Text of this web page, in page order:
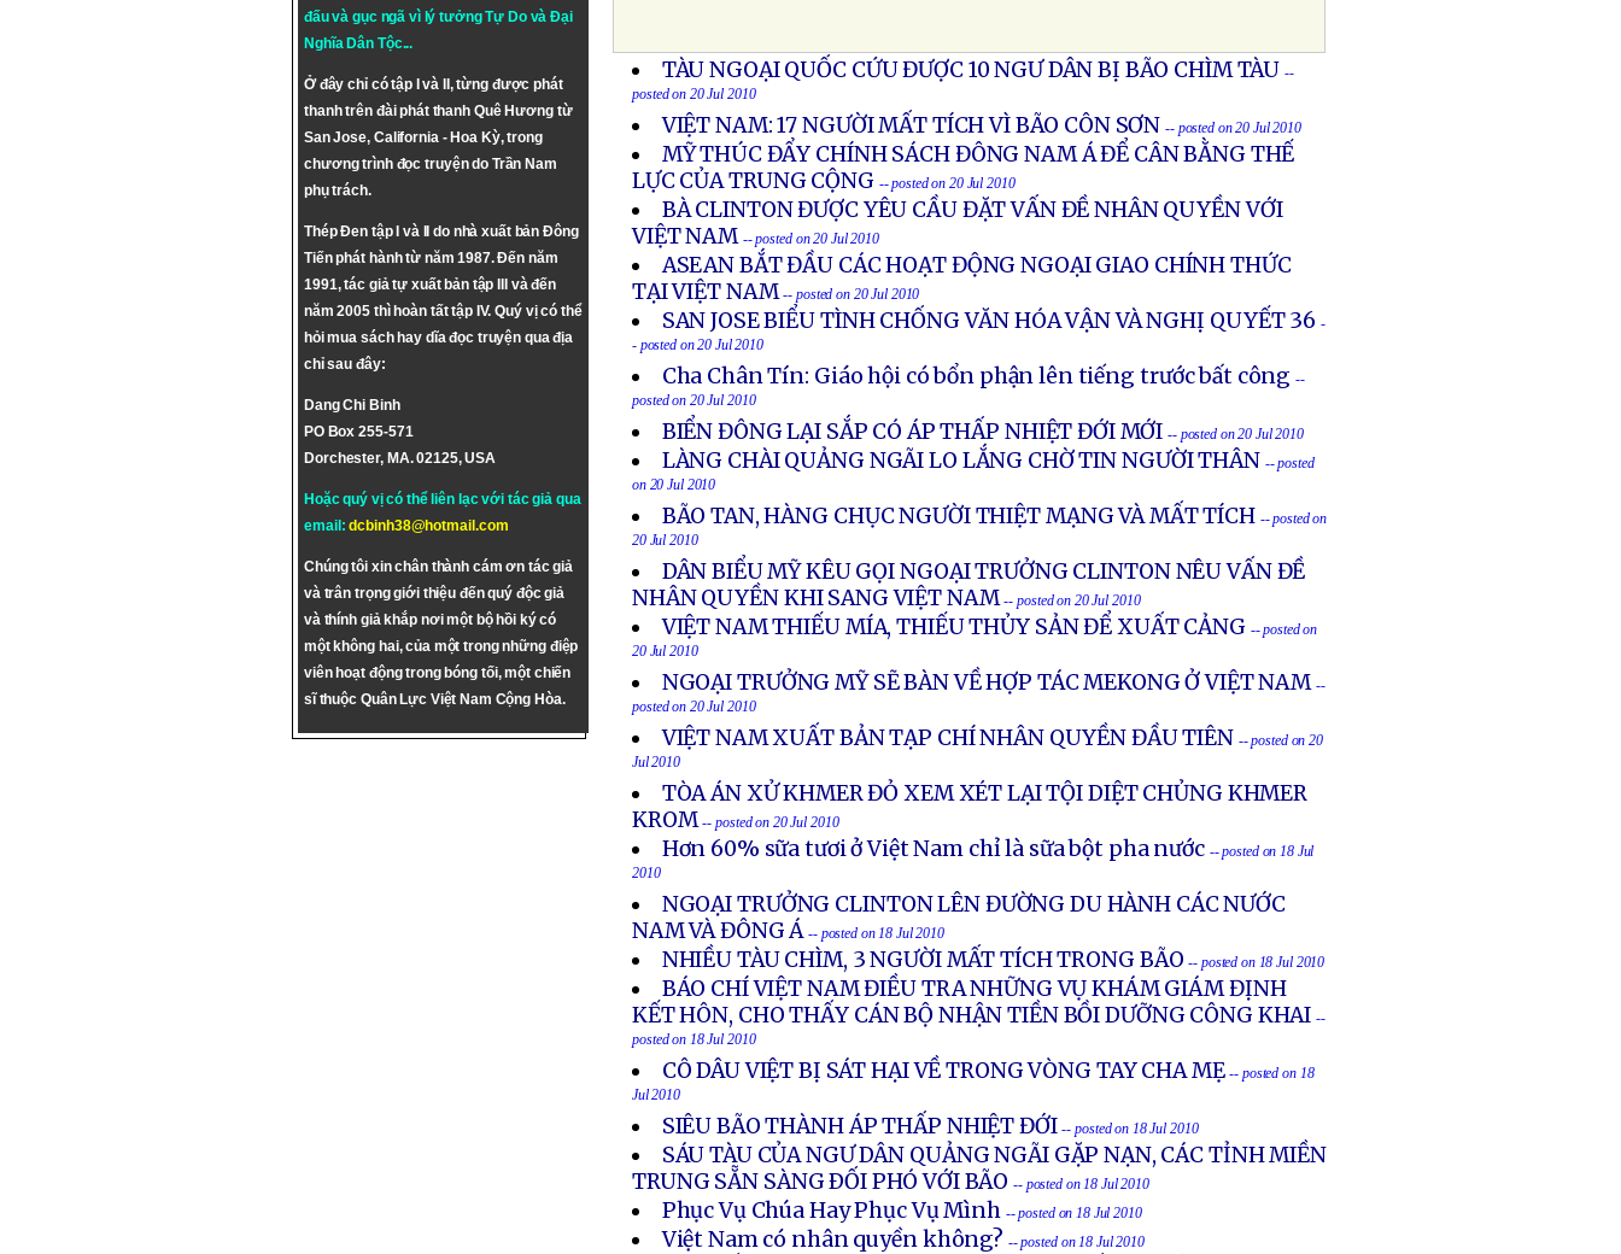
đấu và gục ngã vì lý tưởngTự DovàĐại
Nghĩa Dân Tộc...
Ở đây chỉ có tập I và II, từng được phát
thanh trên đài phát thanh Quê Hương từ
San Jose, California - Hoa Kỳ, trong
chương trình đọc truyện do Trần Nam
phụ trách.
Thép Đen tập I và II do nhà xuất bản Đông
Tiến phát hành từ năm 1987. Đến năm
1991, tác giả tự xuất bản tập III và đến
năm 2005 thì hoàn tất tập IV. Quý vị có thể
hỏi mua sách hay dĩa đọc truyện qua địa
chỉ sau đây:
Dang Chi Binh
PO Box 255-571
Dorchester, MA. 02125, USA
Hoặc quý vị có thể liên lạc với tác giả qua
email:dcbinh38@hotmail.com
Chúng tôi xin chân thành cám ơn tác giả
và trân trọng giới thiệu đến quý độc giả
và thính giả khắp nơi một bộ hồi ký có
một không hai, của một trong những điệp
viên hoạt động trong bóng tối, một chiến
sĩ thuộc Quân Lực Việt Nam Cộng Hòa.
TÀU NGOẠI QUỐC CỨU ĐƯỢC 10 NGƯ DÂN BỊ BÃO CHÌM TÀU --
posted on 20 Jul 2010
VIỆT NAM: 17 NGƯỜI MẤT TÍCH VÌ BÃO CÔN SƠN -- posted on 20 Jul 2010
MỸ THÚC ĐẨY CHÍNH SÁCH ĐÔNG NAM Á ĐỂ CÂN BẰNG THẾ
LỰC CỦA TRUNG CỘNG -- posted on 20 Jul 2010
BÀ CLINTON ĐƯỢC YÊU CẦU ĐẶT VẤN ĐỀ NHÂN QUYỀN VỚI
VIỆT NAM -- posted on 20 Jul 2010
ASEAN BẮT ĐẦU CÁC HOẠT ĐỘNG NGOẠI GIAO CHÍNH THỨC
TẠI VIỆT NAM-- posted on 20 Jul 2010
SAN JOSE BIỂU TÌNH CHỐNG VĂN HÓA VẬN VÀ NGHỊ QUYẾT 36 -
- posted on 20 Jul 2010
Cha Chân Tín: Giáo hội có bổn phận lên tiếng trước bất công --
posted on 20 Jul 2010
BIỂN ĐÔNG LẠI SẮP CÓ ÁP THẤP NHIỆT ĐỚI MỚI -- posted on 20 Jul 2010
LÀNG CHÀI QUẢNG NGÃI LO LẮNG CHỜ TIN NGƯỜI THÂN -- posted
on 20 Jul 2010
BÃO TAN, HÀNG CHỤC NGƯỜI THIỆT MẠNG VÀ MẤT TÍCH -- posted on
20 Jul 2010
DÂN BIỂU MỸ KÊU GỌI NGOẠI TRƯỞNG CLINTON NÊU VẤN ĐỀ
NHÂN QUYỀN KHI SANG VIỆT NAM -- posted on 20 Jul 2010
VIỆT NAM THIẾU MÍA, THIẾU THỦY SẢN ĐỂ XUẤT CẢNG -- posted on
20 Jul 2010
NGOẠI TRƯỞNG MỸ SẼ BÀN VỀ HỢP TÁC MEKONG Ở VIỆT NAM --
posted on 20 Jul 2010
VIỆT NAM XUẤT BẢN TẠP CHÍ NHÂN QUYỀN ĐẦU TIÊN -- posted on 20
Jul 2010
TÒA ÁN XỬ KHMER ĐỎ XEM XÉT LẠI TỘI DIỆT CHỦNG KHMER
KROM -- posted on 20 Jul 2010
Hơn 60% sữa tươi ở Việt Nam chỉ là sữa bột pha nước -- posted on 18 Jul
2010
NGOẠI TRƯỞNG CLINTON LÊN ĐƯỜNG DU HÀNH CÁC NƯỚC
NAM VÀ ĐÔNG Á -- posted on 18 Jul 2010
NHIỀU TÀU CHÌM, 3 NGƯỜI MẤT TÍCH TRONG BÃO -- posted on 18 Jul 2010
BÁO CHÍ VIỆT NAM ĐIỀU TRA NHỮNG VỤ KHÁM GIÁM ĐỊNH
KẾT HÔN, CHO THẤY CÁN BỘ NHẬN TIỀN BỒI DƯỠNG CÔNG KHAI--
posted on 18 Jul 2010
CÔ DÂU VIỆT BỊ SÁT HẠI VỀ TRONG VÒNG TAY CHA MẸ -- posted on 18
Jul 2010
SIÊU BÃO THÀNH ÁP THẤP NHIỆT ĐỚI-- posted on 18 Jul 2010
SÁU TÀU CỦA NGƯ DÂN QUẢNG NGÃI GẶP NẠN, CÁC TỈNH MIỀN
TRUNG SẴN SÀNG ÐỐI PHÓ VỚI BÃO -- posted on 18 Jul 2010
Phục Vụ Chúa Hay Phục Vụ Mình -- posted on 18 Jul 2010
Việt Nam có nhân quyền không? -- posted on 18 Jul 2010